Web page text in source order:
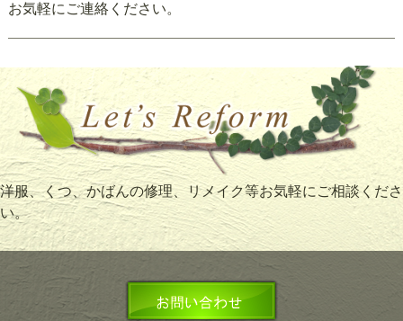
お気軽にご連絡ください。
洋服、くつ、かばんの修理、リメイク等お気軽にご相談くださ
い。